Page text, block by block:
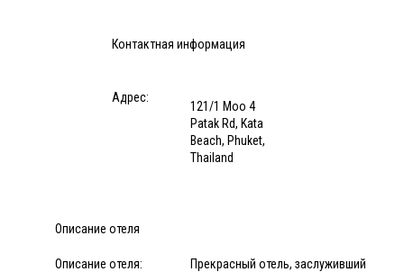
Контактная информация
Адрес:
121/1 Moo 4
Patak Rd, Kata
Beach, Phuket,
Thailand
Описание отеля
Описание отеля:
Прекрасный отель, заслуживший